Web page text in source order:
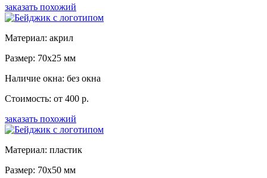
заказать похожий
Материал: акрил
Размер: 70x25 мм
Наличие окна: без окна
Стоимость: от 400 р.
заказать похожий
Материал: пластик
Размер: 70x50 мм